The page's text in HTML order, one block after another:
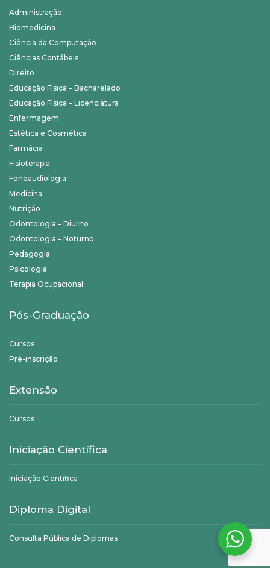
Administração
Biomedicina
Ciência da Computação
Ciências Contábeis
Direito
Educação Física – Bacharelado
Educação Física – Licenciatura
Enfermagem
Estética e Cosmética
Farmácia
Fisioterapia
Fonoaudiologia
Medicina
Nutrição
Odontologia – Diurno
Odontologia – Noturno
Pedagogia
Psicologia
Terapia Ocupacional
Pós-Graduação
Cursos
Pré-inscrição
Extensão
Cursos
Iniciação Científica
Iniciação Científica
Diploma Digital
Consulta Pública de Diplomas